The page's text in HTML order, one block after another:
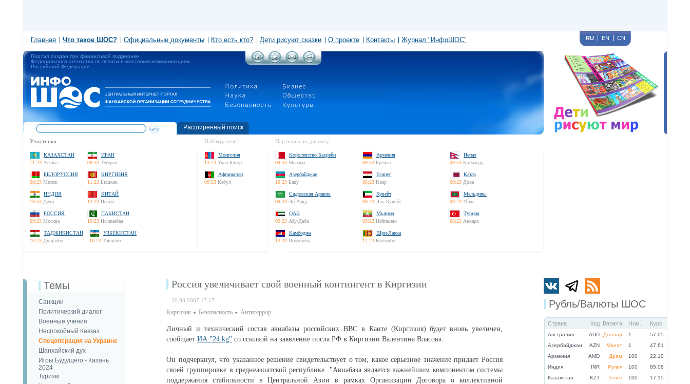
Главная Что такое ШОС? Официальные документы Кто есть кто? Дети рисуют сказки О проекте Контакты Журнал "ИнфоШОС" RU EN CN
Портал создан при финансовой поддержке
Федерального агентства по печати и массовым коммуникациям
Российской Федерации
Расширенный поиск
Участники:
КАЗАХСТАН
11:23 Астана
ИРАН
09:53 Тегеран
БЕЛОРУССИЯ
08:23 Минск
КИРГИЗИЯ
11:23 Бишкек
ИНДИЯ
10:53 Дели
КИТАЙ
13:23 Пекин
РОССИЯ
09:23 Москва
ПАКИСТАН
10:23 Исламабад
ТАДЖИКИСТАН
10:23 Душанбе
УЗБЕКИСТАН
10:23 Ташкент
Наблюдатели:
Монголия
13:23 Улан-Батор
Афганистан
09:53 Кабул
Партнеры по диалогу:
Королевство Бахрейн
09:53 Манама
Армения
09:53 Ереван
Непал
09:53 Катманду
Азербайджан
10:23 Баку
Египет
08:23 Каир
Катар
09:23 Доха
Саудовская Аравия
09:23 Эр-Рияд
Кувейт
09:23 Эль-Кувейт
Мальдивы
09:23 Мале
ОАЭ
09:23 Абу-Даби
Мьянма
09:23 Нейпьидо
Турция
08:23 Анкара
Камбоджа
12:23 Пномпень
Шри-Ланка
12:23 Коломбо
Рубль/Валюты ШОС
Страна Код Валюта Ном. Курс
Австралия AUD Доллар 1
57.05
Азербайджан
AZN Манат 1
47.61
Армения
AMD Драм 100
22.10
Индия
INR Рупия 100
85.08
Казахстан
KZT Тенге 100
17.15
Темы
Санкции
Политический диалог
Военные учения
Неспокойный Кавказ
Спецоперация на Украине
Шанхайский дух
Игры Будущего - Казань
2024
Туризм
Россия увеличивает свой военный контингент в Киргизии
20.08.2007 17:17
Киргизия Безопаcность Антитеррор
Личный и технический состав авиабазы российских ВВС в Канте (Киргизия) будет вновь увеличен,
сообщает ИА "24.kg" со ссылкой на заявление посла РФ в Киргизии Валентина Власова.
Он подчеркнул, что указанное решение свидетельствует о том, какое серьезное значение придает Россия
своей группировке в среднеазиатской республике. "Авиабаза является важнейшим компонентом системы
поддержания стабильности в Центральной Азии в рамках Организации Договора о коллективной